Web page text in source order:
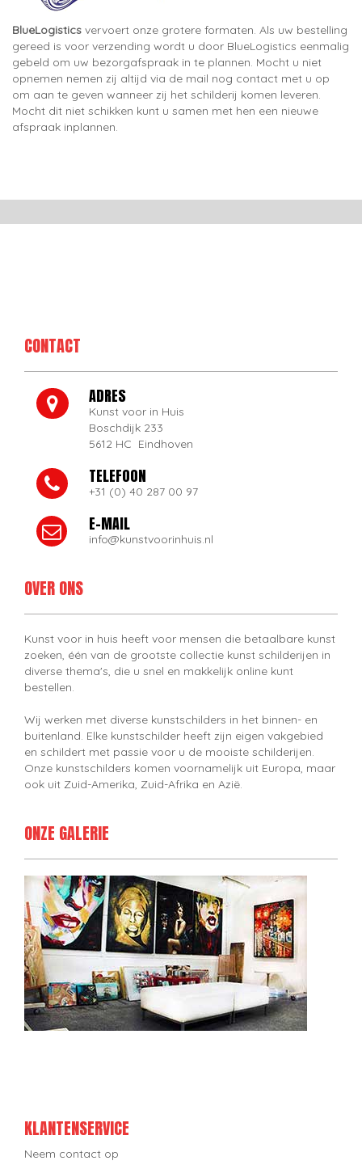
BlueLogistics vervoert onze grotere formaten. Als uw bestelling
gereed is voor verzending wordt u door BlueLogistics eenmalig
gebeld om uw bezorgafspraak in te plannen. Mocht u niet
opnemen nemen zij altijd via de mail nog contact met u op
om aan te geven wanneer zij het schilderij komen leveren.
Mocht dit niet schikken kunt u samen met hen een nieuwe
afspraak inplannen.
CONTACT
ADRES
Kunst voor in Huis
Boschdijk 233
5612 HC Eindhoven
TELEFOON
+31 (0) 40 287 00 97
E-MAIL
info@kunstvoorinhuis.nl
OVER ONS
Kunst voor in huis heeft voor mensen die betaalbare kunst
zoeken, één van de grootste collectie kunst schilderijen in
diverse thema's, die u snel en makkelijk online kunt
bestellen.
Wij werken met diverse kunstschilders in het binnen- en
buitenland. Elke kunstschilder heeft zijn eigen vakgebied
en schildert met passie voor u de mooiste schilderijen.
Onze kunstschilders komen voornamelijk uit Europa, maar
ook uit Zuid-Amerika, Zuid-Afrika en Azië.
ONZE GALERIE
KLANTENSERVICE
Neem contact op